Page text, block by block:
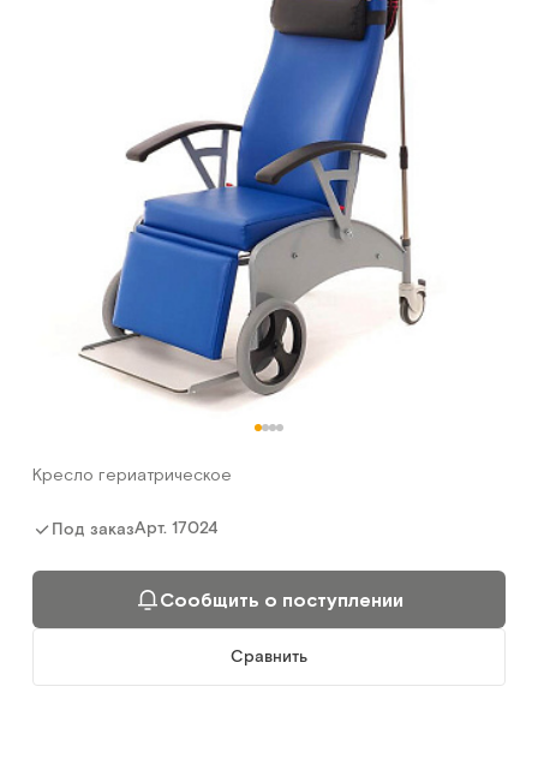
Кресло гериатрическое
Под заказАрт. 17024
Сообщить о поступлении
Сравнить